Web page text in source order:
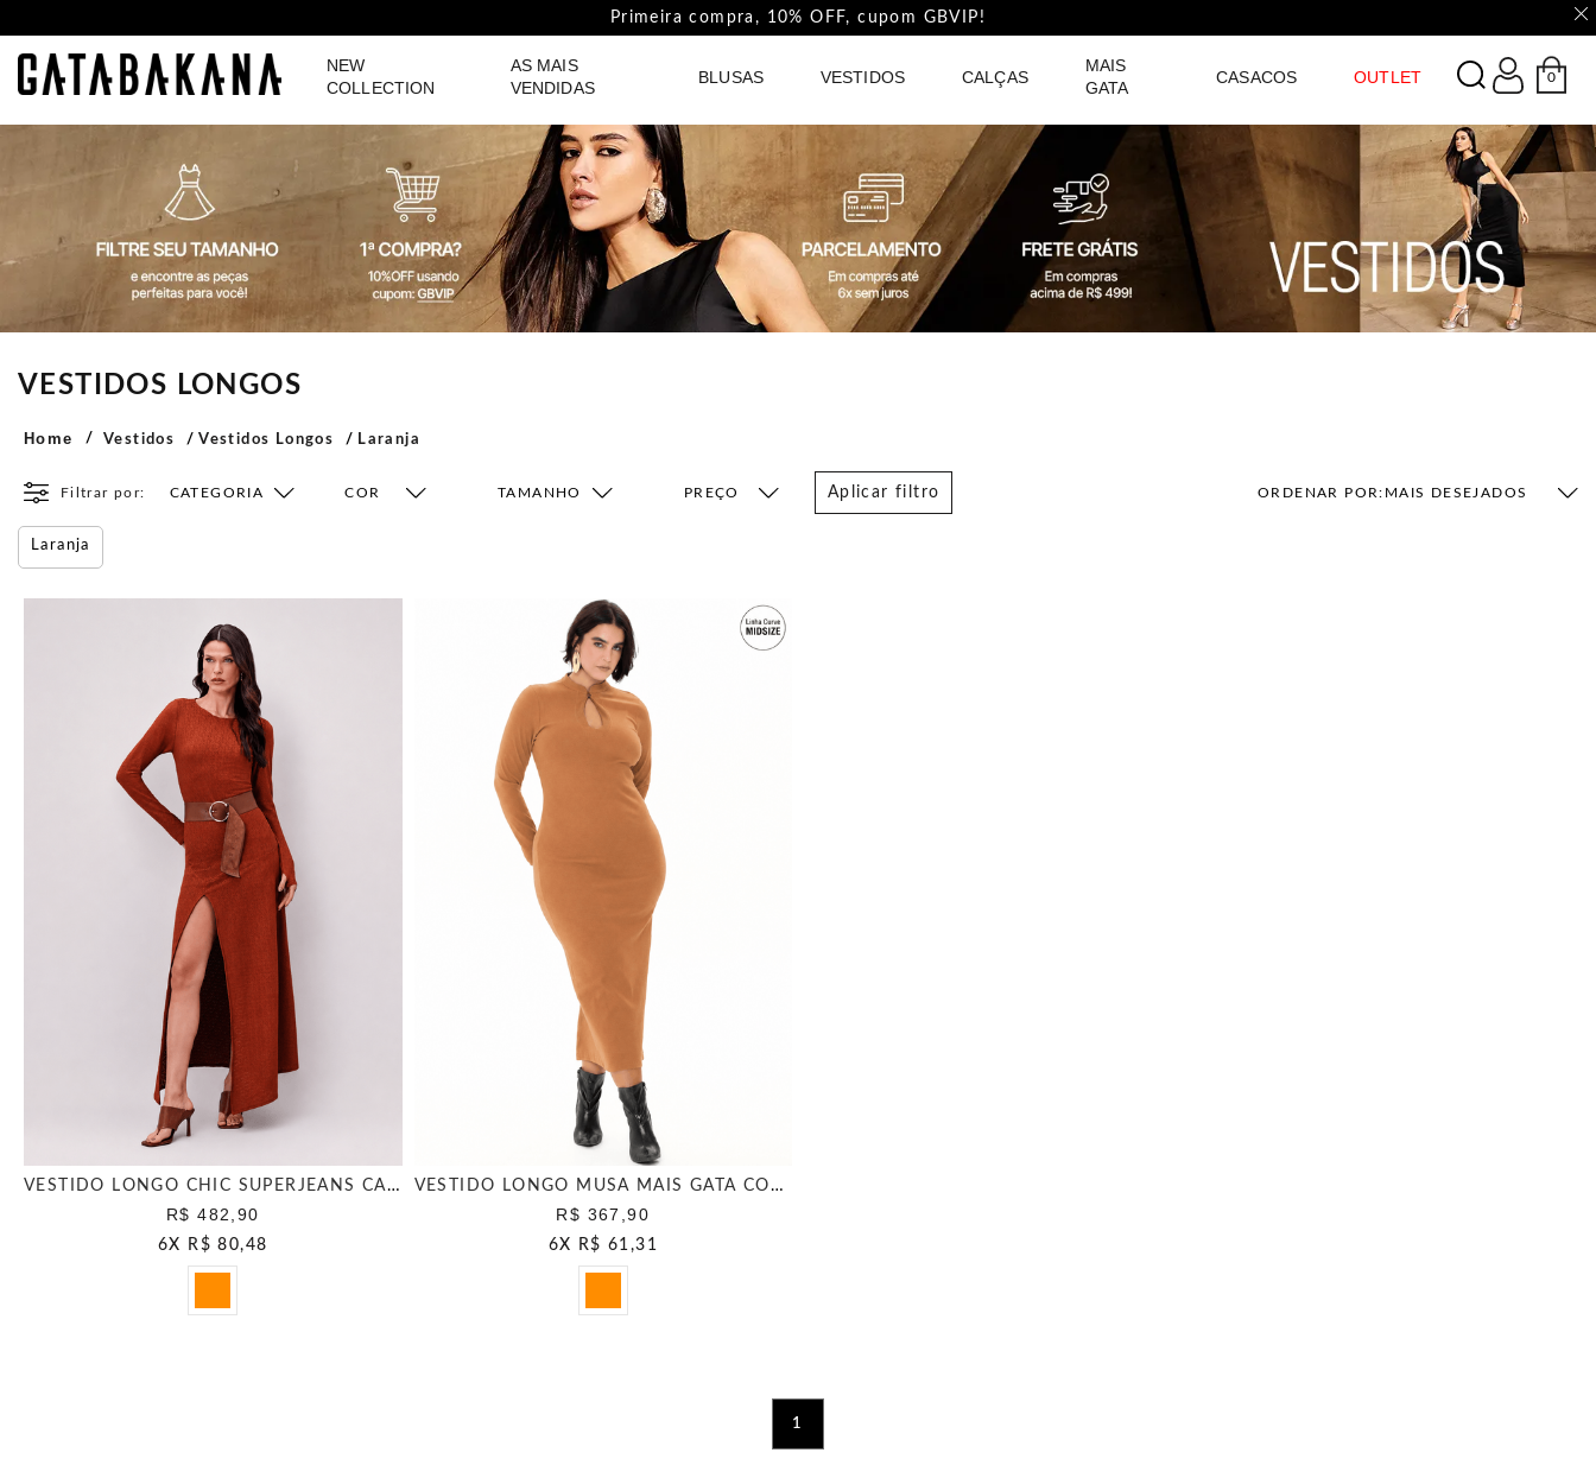
Primeira compra, 10% OFF, cupom GBVIP!
NEW
COLLECTION
AS MAIS
VENDIDAS
BLUSAS VESTIDOS CALÇAS
MAIS
GATA
CASACOS OUTLET
GATABAKANA 0
VESTIDOS LONGOS
Home Vestidos Vestidos Longos Laranja
Filtrar por: CATEGORIA COR TAMANHO Aplicar filtro ORDENAR POR: MAIS DESEJADOS
Laranja
VESTIDO LONGO CHIC SUPERJEANS CARAMELO
R$ 482,90
6X R$ 80,48
VESTIDO LONGO MUSA MAIS GATA COOKIE
R$ 367,90
6X R$ 61,31
1